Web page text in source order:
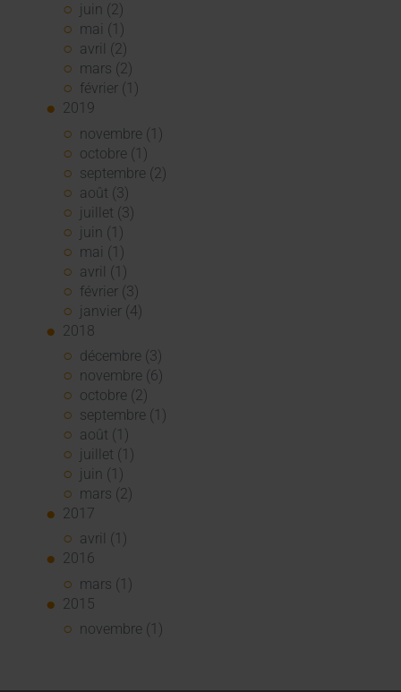
juin (2)
mai (1)
avril (2)
mars (2)
février (1)
2019
novembre (1)
octobre (1)
septembre (2)
août (3)
juillet (3)
juin (1)
mai (1)
avril (1)
février (3)
janvier (4)
2018
décembre (3)
novembre (6)
octobre (2)
septembre (1)
août (1)
juillet (1)
juin (1)
mars (2)
2017
avril (1)
2016
mars (1)
2015
novembre (1)